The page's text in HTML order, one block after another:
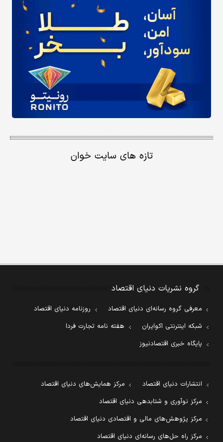
تازه های سایت خوان
گروه نشریات دنیای اقتصاد
معرفی گروه رسانه‌ای دنیای اقتصاد
روزنامه دنیای اقتصاد
شبکه اینترنتی اکوایران
هفته نامه تجارت فردا
پایگاه خبری اقتصادنیوز
انتشارات دنیای اقتصاد
مرکز همایش‌های دنیای اقتصاد
مرکز نوآوری و شتابدهی دنیای اقتصاد
مرکز پژوهش‌های مالی و اقتصادی دنیای اقتصاد
مرکز راه حل‌های رسانه‌ای دنیای اقتصاد